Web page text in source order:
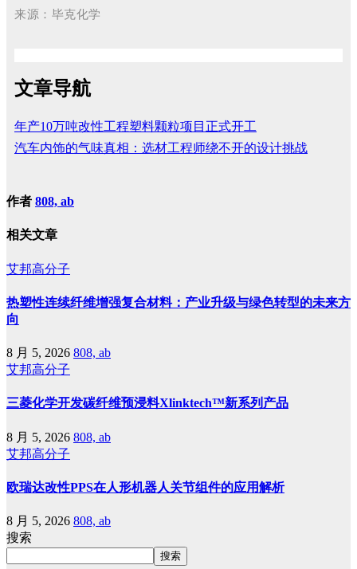
来源：毕克化学
文章导航
年产10万吨改性工程塑料颗粒项目正式开工
汽车内饰的气味真相：选材工程师绕不开的设计挑战
作者 808, ab
相关文章
艾邦高分子
热塑性连续纤维增强复合材料：产业升级与绿色转型的未来方
向
8 月 5, 2026 808, ab
艾邦高分子
三菱化学开发碳纤维预浸料Xlinktech™新系列产品
8 月 5, 2026 808, ab
艾邦高分子
欧瑞达改性PPS在人形机器人关节组件的应用解析
8 月 5, 2026 808, ab
搜索
搜索